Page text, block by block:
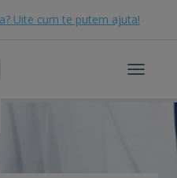
Uite cum te putem ajuta!
Toggle